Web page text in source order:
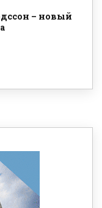
– новый